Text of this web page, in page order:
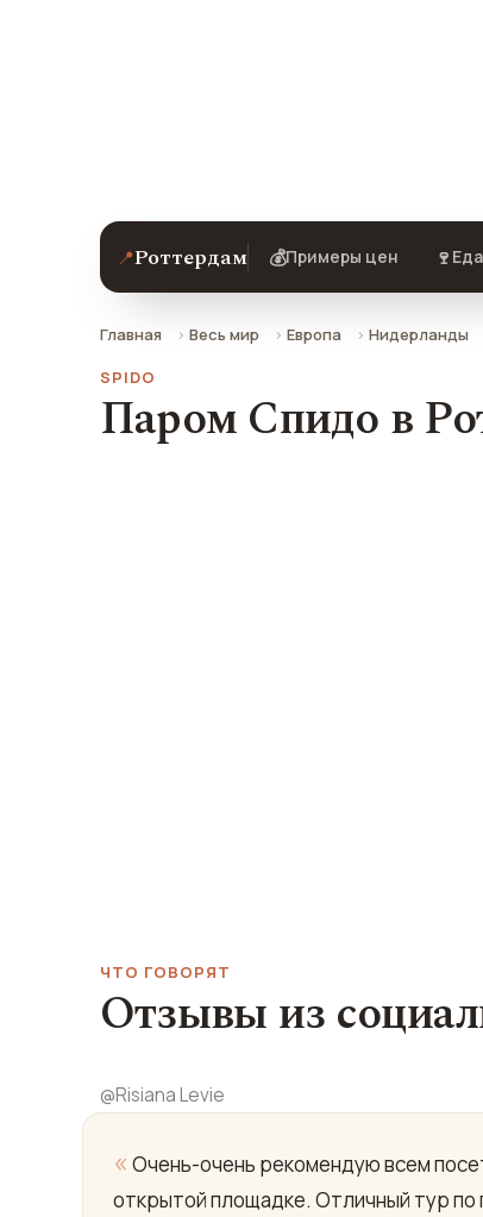
📍Роттердам 💰Примеры цен 🍷 Еда
Главная Весь мир Европа Нидерланды
SPIDO
Паром Спидо в
ЧТО ГОВОРЯТ
Отзывы из
@Risiana Levie
« Очень-очень рекомендую всем
открытой площадке. Отличный тур по